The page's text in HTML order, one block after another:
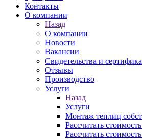
Контакты
О компании
Назад
О компании
Новости
Вакансии
Свидетельства и
Отзывы
Производство
Услуги
Назад
Услуги
Монтаж теплиц
Рассчитать
Рассчитать